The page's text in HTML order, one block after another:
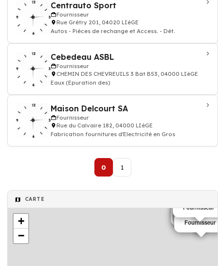
Centrauto Sport
Fournisseur
Rue Grétry 201, 04020 LIèGE
Autos - Pièces de rechange et Access. - Dét.
Cebedeau ASBL
Fournisseur
CHEMIN DES CHEVREUILS 3 Bât B53, 04000 LIèGE
Eaux (Epuration des)
Maison Delcourt SA
Fournisseur
Rue du Calvaire 182, 04000 LIèGE
Fabrication fournitures d'Electricité en Gros
0 1
CARTE
Fournisseur
Fournisseur
Fournisseur
Fournisseur
Fournisseur
Fournisseur
Fournisseur
Fournisseur
+
−